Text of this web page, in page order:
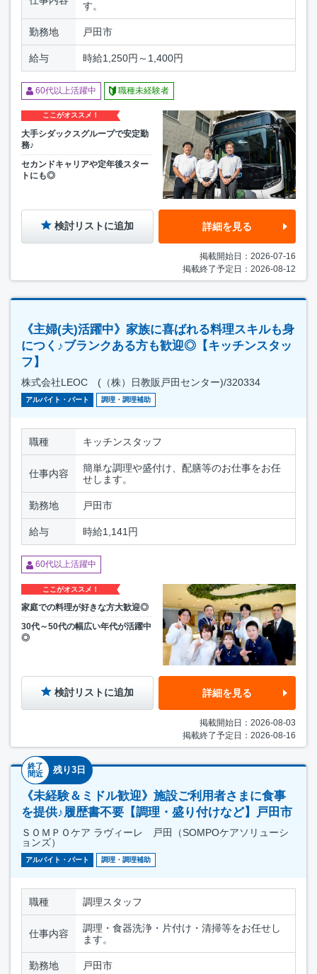
す。
勤務地 戸田市
給与 時給1,250円～1,400円
60代以上活躍中 職種未経験者
ここがオススメ！
大手シダックスグループで安定勤
務♪
セカンドキャリアや定年後スター
トにも◎
検討リストに追加 詳細を見る
掲載開始日：2026-07-16
掲載終了予定日：2026-08-12
《主婦(夫)活躍中》家族に喜ばれる料理スキルも身
につく♪ブランクある方も歓迎◎【キッチンスタッ
フ】
株式会社LEOC (（株）日教販戸田センター)/320334
アルバイト・パート 調理・調理補助
職種 キッチンスタッフ
仕事内容
簡単な調理や盛付け、配膳等のお仕事をお任
せします。
勤務地 戸田市
給与 時給1,141円
60代以上活躍中
ここがオススメ！
家庭での料理が好きな方大歓迎◎
30代～50代の幅広い年代が活躍中
◎
検討リストに追加 詳細を見る
掲載開始日：2026-08-03
掲載終了予定日：2026-08-16
終了
間近
残り3日
《未経験＆ミドル歓迎》施設ご利用者さまに食事
を提供♪履歴書不要【調理・盛り付けなど】戸田市
ＳＯＭＰＯケア ラヴィーレ 戸田（SOMPOケアソリューシ
ョンズ）
アルバイト・パート 調理・調理補助
職種 調理スタッフ
仕事内容
調理・食器洗浄・片付け・清掃等をお任せし
ます。
勤務地 戸田市